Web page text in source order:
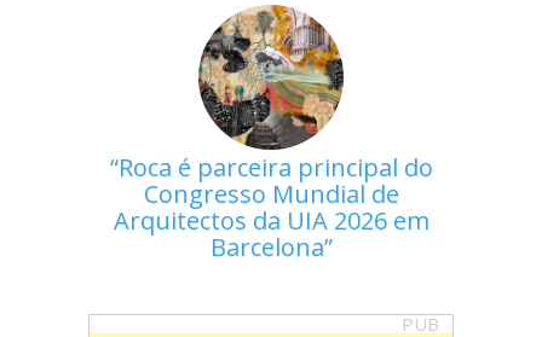
Roca é parceira principal do
Congresso Mundial de
Arquitectos da UIA 2026 em
Barcelona
PUB